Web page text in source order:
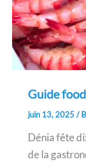
Guide
juin 13, 2025/
Dénia fête
de la